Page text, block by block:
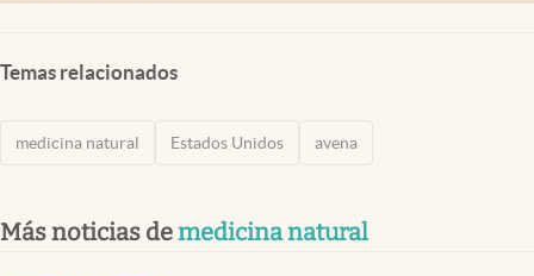
Temas relacionados
medicina natural Estados Unidos avena
Más noticias demedicina natural